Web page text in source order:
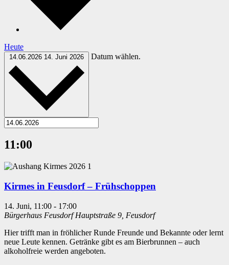
Heute
14.06.2026 14. Juni 2026 Datum wählen.
11:00
Kirmes in Feusdorf – Frühschoppen
14. Juni, 11:00 - 17:00
Bürgerhaus FeusdorfHauptstraße 9, Feusdorf
Hier trifft man in fröhlicher Runde Freunde und Bekannte oder lernt
neue Leute kennen. Getränke gibt es am Bierbrunnen – auch
alkoholfreie werden angeboten.